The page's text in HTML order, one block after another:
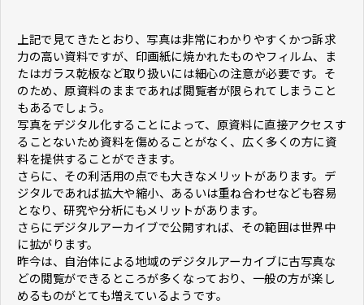
上記で見てきたとおり、写真は非常にわかりやすくかつ訴求
力の高い資料ですが、印画紙に焼かれたものやフィルム、ま
たはガラス乾板など取り扱いには細心の注意が必要です。そ
のため、原資料のままであれば閲覧者が限られてしまうこと
もあるでしょう。
写真をデジタル化することによって、原資料に直接アクセスす
ることないため資料を傷めることがなく、広く多くの方に資
料を提供することができます。
さらに、その利活用の点でも大きなメリットがあります。デ
ジタルであれば拡大や縮小、あるいは重ね合わせなども容易
となり、研究や分析にもメリットがあります。
さらにデジタルアーカイブで公開すれば、その範囲は世界中
に拡がります。
昨今は、自治体による地域のデジタルアーカイブに古写真な
どの閲覧ができるところが多くなっており、一般の方が楽し
めるものがとても増えているようです。